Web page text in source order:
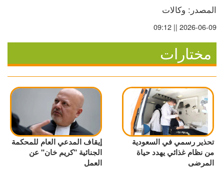
المصدر: وكالات
2026-06-09 || 09:12
مختارات
تحذير رسمي في السعودية
من نظام غذائي يهدد حياة
المرضى
إيقاف المدعي العام للمحكمة
الجنائية "كريم خان" عن
العمل